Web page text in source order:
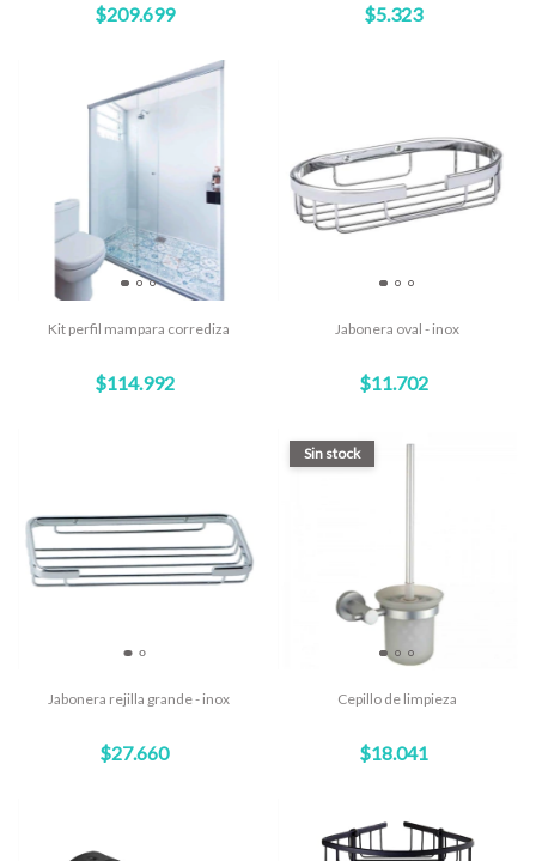
$209.699 $5.323
Kit perfil mampara corrediza
$114.992
Jabonera oval - inox
$11.702
Jabonera rejilla grande - inox
$27.660
Sin stock
Cepillo de limpieza
$18.041